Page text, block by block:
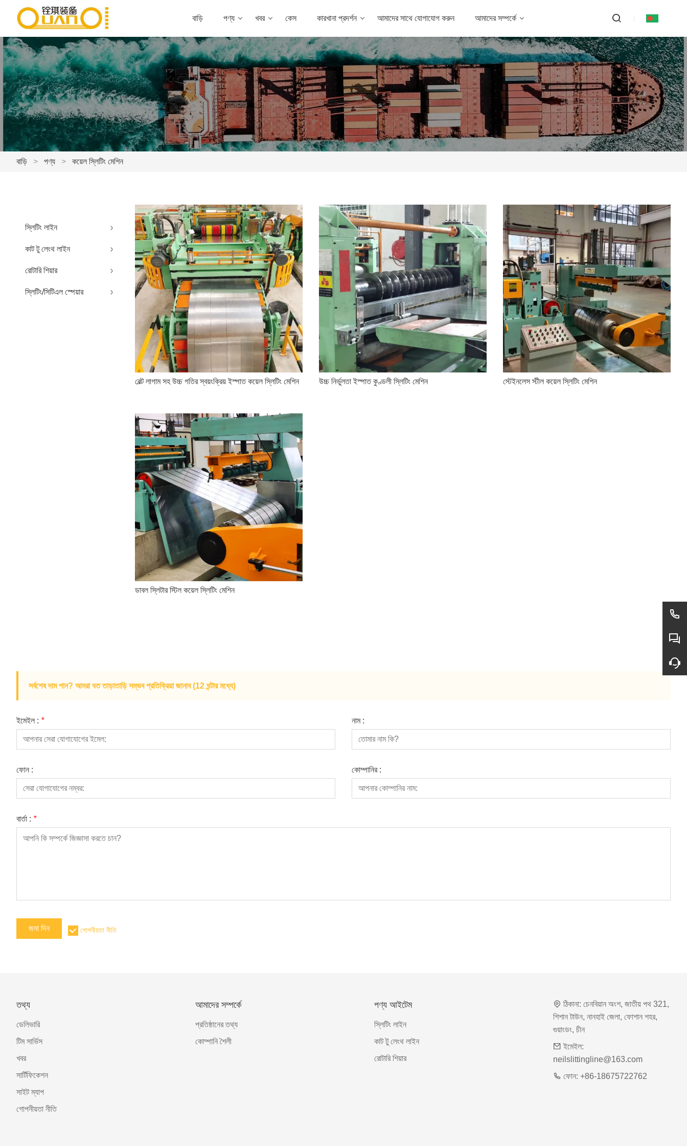
বাড়ি পণ্য খবর কেস কারখানা প্রদর্শন আমাদের সাথে যোগাযোগ করুন আমাদের সম্পর্কে
বাড়ি > পণ্য > কয়েল স্লিটিং মেশিন
স্লিটিং লাইন
কাট টু লেংথ লাইন
রোটারি শিয়ার
স্লিটিং/সিটিএল স্পেয়ার
বেল্ট লাগাম সহ উচ্চ গতির স্বয়ংক্রিয় ইস্পাত কয়েল স্লিটিং মেশিন উচ্চ নির্ভুলতা ইস্পাত কুণ্ডলী স্লিটিং মেশিন স্টেইনলেস স্টীল কয়েল স্লিটিং মেশিন
ডাবল স্লিটার স্টিল কয়েল স্লিটিং মেশিন
সর্বশেষ দাম পান? আমরা যত তাড়াতাড়ি সম্ভব প্রতিক্রিয়া জানাব (12 ঘন্টার মধ্যে)
ইমেইল : * নাম :
ফোন : কোম্পানির :
বার্তা : *
জমা দিন গোপনীয়তা নীতি
তথ্য
ডেলিভারি
টিম সার্ভিস
খবর
সার্টিফিকেশন
সাইট ম্যাপ
গোপনীয়তা নীতি
আমাদের সম্পর্কে
প্রতিষ্ঠানের তথ্য
কোম্পানি শৈলী
পণ্য আইটেম
স্লিটিং লাইন
কাট টু লেংথ লাইন
রোটারি শিয়ার
ঠিকানা: চেনবিয়ান অংশ, জাতীয় পথ 321,
শিশান টাউন, নানহাই জেলা, ফোশান শহর,
গুয়াংডং, চীন
ইমেইল:
neilslittingline@163.com
ফোন: +86-18675722762